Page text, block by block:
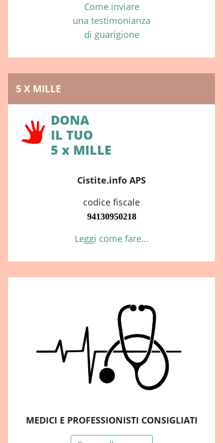
Come inviare
una testimonianza
di guarigione
5 X MILLE
DONA
IL TUO
5 x MILLE
Cistite.info APS
codice fiscale
94130950218
Leggi come fare...
MEDICI E PROFESSIONISTI CONSIGLIATI